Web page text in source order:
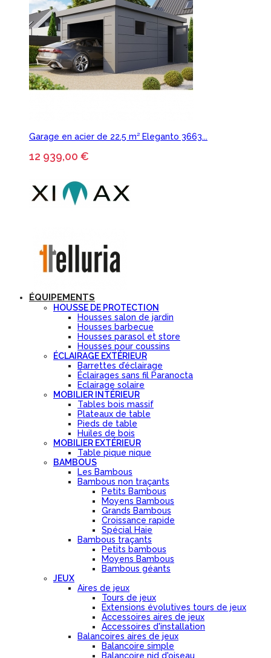
Garage en acier de 22.5 m² Eleganto 3663...
12 939,00 €
ÉQUIPEMENTS
HOUSSE DE PROTECTION
Housses salon de jardin
Housses barbecue
Housses parasol et store
Housses pour coussins
ÉCLAIRAGE EXTÉRIEUR
Barrettes d’éclairage
Éclairages sans fil Paranocta
Eclairage solaire
MOBILIER INTÉRIEUR
Tables bois massif
Plateaux de table
Pieds de table
Huiles de bois
MOBILIER EXTÉRIEUR
Table pique nique
BAMBOUS
Les Bambous
Bambous non traçants
Petits Bambous
Moyens Bambous
Grands Bambous
Croissance rapide
Spécial Haie
Bambous traçants
Petits bambous
Moyens Bambous
Bambous géants
JEUX
Aires de jeux
Tours de jeux
Extensions évolutives tours de jeux
Accessoires aires de jeux
Accessoires d'installation
Balancoires aires de jeux
Balancoire simple
Balancoire nid d'oiseau